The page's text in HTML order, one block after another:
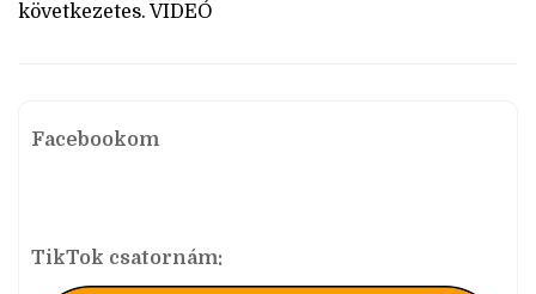
következetes. VIDEÓ
Facebookom
TikTok csatornám: